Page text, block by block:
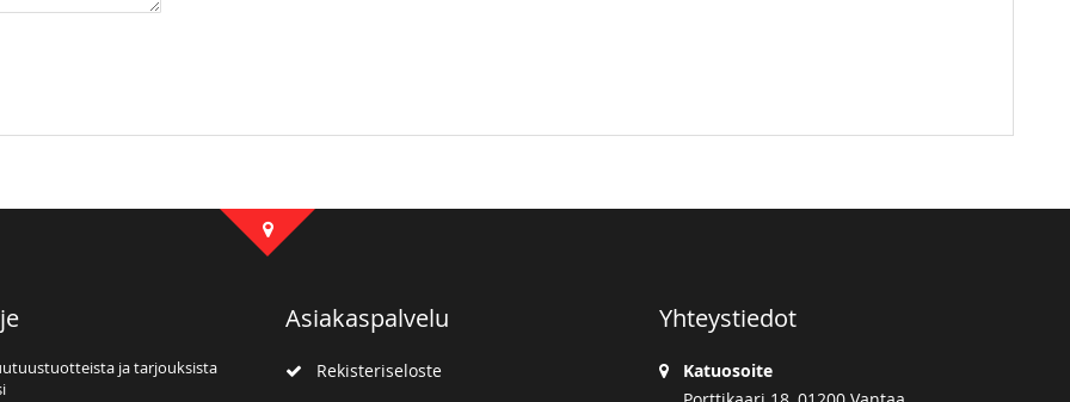
ja tarjouksista
Asiakaspalvelu
Rekisteriseloste
Yhteystiedot
Katuosoite